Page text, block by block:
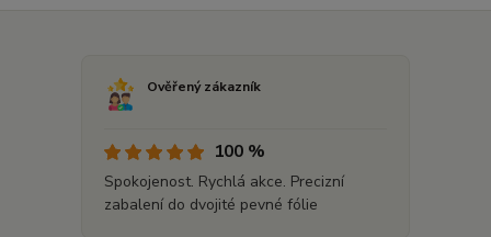
Ověřený zákazník
100 %
Spokojenost. Rychlá akce. Precizní
zabalení do dvojité pevné fólie